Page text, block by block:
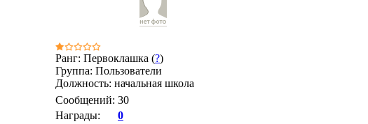
Ранг: Первоклашка (?)
Группа: Пользователи
Должность: начальная школа
Сообщений: 30
Награды:
0